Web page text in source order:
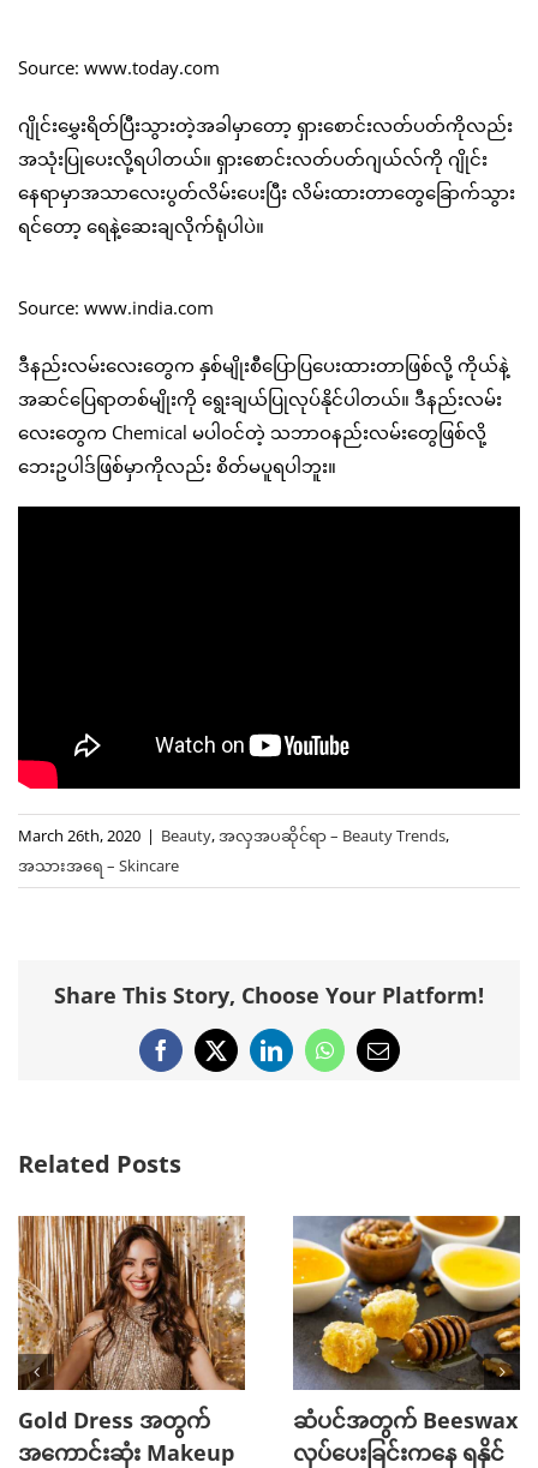
Source: www.today.com
ဂျိုင်းမွှေးရိတ်ပြီးသွားတဲ့အခါမှာတော့ ရှားစောင်းလတ်ပတ်ကိုလည်း
အသုံးပြုပေးလို့ရပါတယ်။ ရှားစောင်းလတ်ပတ်ဂျယ်လ်ကို ဂျိုင်း
နေရာမှာအသာလေးပွတ်လိမ်းပေးပြီး လိမ်းထားတာတွေခြောက်သွား
ရင်တော့ ရေနဲ့ဆေးချလိုက်ရုံပါပဲ။
Source: www.india.com
ဒီနည်းလမ်းလေးတွေက နှစ်မျိုးစီပြောပြပေးထားတာဖြစ်လို့ ကိုယ်နဲ့
အဆင်ပြေရာတစ်မျိုးကို ရွေးချယ်ပြုလုပ်နိုင်ပါတယ်။ ဒီနည်းလမ်း
လေးတွေက Chemical မပါဝင်တဲ့ သဘာဝနည်းလမ်းတွေဖြစ်လို့
ဘေးဥပါဒ်ဖြစ်မှာကိုလည်း စိတ်မပူရပါဘူး။
March 26th, 2020 | Beauty,အလှအပဆိုင်ရာ – Beauty Trends,
အသားအရေ – Skincare
Share This Story, Choose Your Platform!
Facebook
X LinkedInWhatsApp
Email
Related Posts
Gold Dress အတွက်
အကောင်းဆုံး Makeup
ဆံပင်အတွက် Beeswax
လုပ်ပေးခြင်းကနေ ရနိုင်